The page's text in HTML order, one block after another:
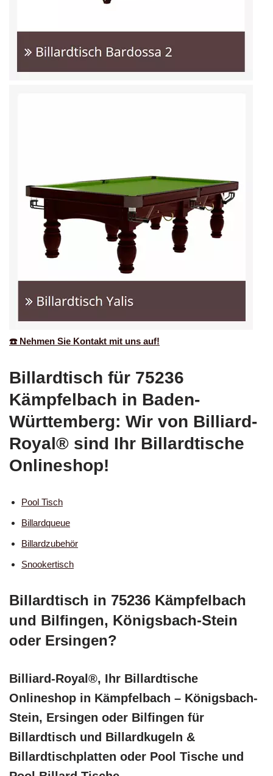
☎️ Nehmen Sie Kontakt mit uns auf!
Billardtisch für 75236
Kämpfelbach in Baden-
Württemberg: Wir von Billiard-
Royal® sind Ihr Billardtische
Onlineshop!
Pool Tisch
Billardqueue
Billardzubehör
Snookertisch
Billardtisch in 75236 Kämpfelbach
und Bilfingen, Königsbach-Stein
oder Ersingen?
Billiard-Royal®, Ihr Billardtische
Onlineshop in Kämpfelbach – Königsbach-
Stein, Ersingen oder Bilfingen für
Billardtisch und Billardkugeln &
Billardtischplatten oder Pool Tische und